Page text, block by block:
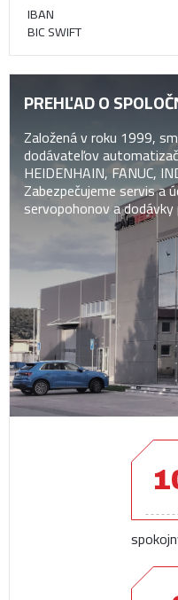
IBAN
BIC SWIFT
PREHĽAD O
Založená v roku 1999,
dodávateľov
HEIDENHAIN, FANUC,
Zabezpečujeme servis a
servopohonov a